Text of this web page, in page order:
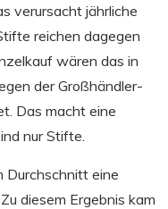
verursacht jährliche
reichen dagegen
wären das in
der Großhändler-
Das macht eine
nur Stifte.
Durchschnitt eine
diesem Ergebnis kam